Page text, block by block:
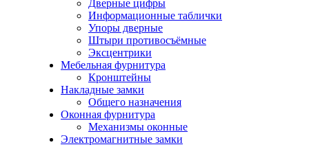
Дверные цифры
Информационные таблички
Упоры дверные
Штыри противосъёмные
Эксцентрики
Мебельная фурнитура
Кронштейны
Накладные замки
Общего назначения
Оконная фурнитура
Механизмы оконные
Электромагнитные замки